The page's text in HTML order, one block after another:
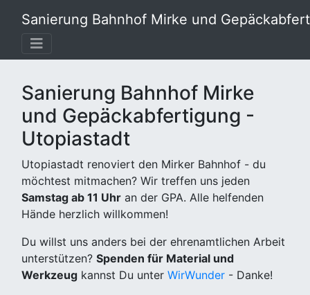
Sanierung Bahnhof Mirke und
Sanierung Bahnhof Mirke
und Gepäckabfertigung -
Utopiastadt
Utopiastadt renoviert den Mirker Bahnhof - du
möchtest mitmachen? Wir treffen uns jeden
Samstag ab 11 Uhr an der GPA. Alle helfenden
Hände herzlich willkommen!
Du willst uns anders bei der ehrenamtlichen Arbeit
unterstützen? Spenden für Material und
Werkzeug kannst Du unter WirWunder - Danke!